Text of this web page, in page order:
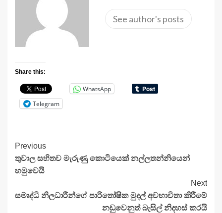
See author's posts
Share this:
WhatsApp
Telegram
Continue
Reading
Previous
තුවාල සහිතව මැරුණු කොටියෙක් නල්ලතන්නියෙන්
හමුවෙයි
Next
සමෘද්ධි නිලධාරීන්ගේ පාරිතෝෂික මුදල් අවභාවිතා කිරීමේ
නඩුවෙනුත් බැසිල් නිදහස් කරයි